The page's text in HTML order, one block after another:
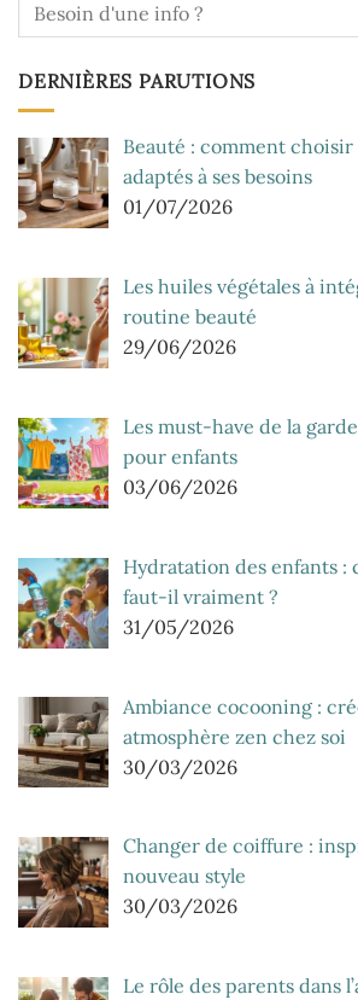
DERNIÈRES PARUTIONS
Beauté : comment
adaptés à ses besoins
01/07/2026
Les huiles végétales à
routine beauté
29/06/2026
Les must-have de la
pour enfants
03/06/2026
Hydratation des enfants :
faut-il vraiment ?
31/05/2026
Ambiance cocooning :
atmosphère zen chez soi
30/03/2026
Changer de coiffure :
nouveau style
30/03/2026
Le rôle des parents dans